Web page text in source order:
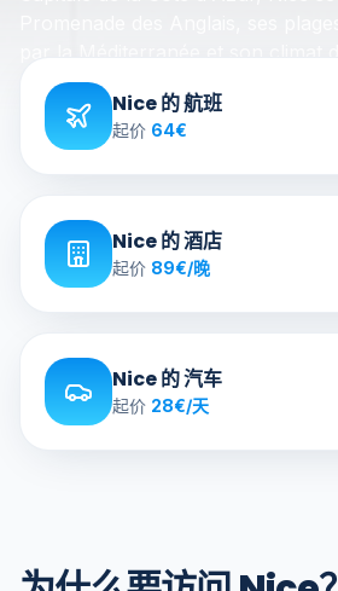
Nice 的 航班
起价 64€
Nice 的 酒店
起价 89€/晚
Nice 的 汽车
起价 28€/天